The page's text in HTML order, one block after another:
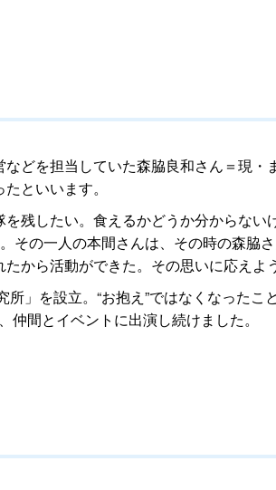
どを担当していた森脇良和さん＝現
といいます。
残したい。食えるかどうか分からな
の一人の本間さんは、その時の森脇
から活動ができた。その思いに応えよ
」を設立。“お抱え”ではなくなった
間とイベントに出演し続けました。